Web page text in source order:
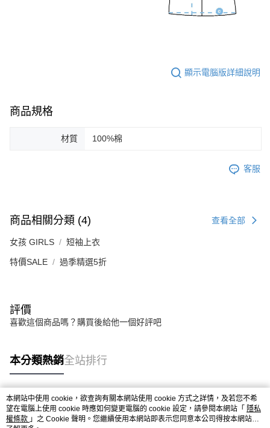
顯示電腦版詳細說明
商品規格
材質 100%棉
客服
商品相關分類 (4) 查看全部
女孩 GIRLS 短袖上衣
特價SALE 過季精選5折
評價
喜歡這個商品嗎？購買後給他一個好評吧
本分類熱銷全站排行
熱門標籤
本網站中使用 cookie，欲查詢有關本網站使用 cookie 方式之詳情，及若您不希
望在電腦上使用 cookie 時應如何變更電腦的 cookie 設定，請參閱本網站「 隱私
權條款 」之 Cookie 聲明。您繼續使用本網站即表示您同意本公司得按本網站使